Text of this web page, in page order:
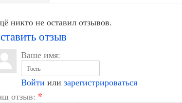
никто не оставил отзывов.
отзыв
Ваше имя:
Войти или зарегистрироваться
отзыв: *